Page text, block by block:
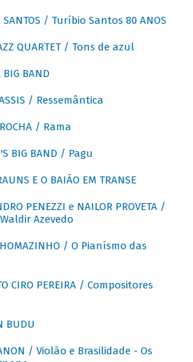
SANTOS / Turíbio Santos 80 ANOS
QUARTET / Tons de azul
BIG BAND
/ Ressemântica
/ Rama
BIG BAND / Pagu
E O BAIÃO EM TRANSE
PENEZZI e NAILOR PROVETA /
Azevedo
/ O Pianísmo das
CIRO PEREIRA / Compositores
BUDU
/ Violão e Brasilidade - Os